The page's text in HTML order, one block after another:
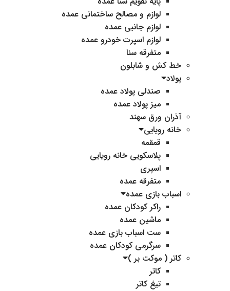
لوازم و مصالح ساختمانی عمده
لوازم جانبی عمده
لوازم اسپرت خودرو عمده
متفرقه سنا
خط کش و شابلون
پولاد
صندلی پولاد عمده
میز پولاد عمده
آذران ورق سهند
خانه رویایی
قمقمه
پلاسکویی خانه رویایی
اسپری
متفرقه عمده
اسباب بازی عمده
راکر کودکان عمده
ماشین عمده
ست اسباب بازی عمده
سرگرمی کودکان عمده
کاتر ( موکت بر )
کاتر
تیغ کاتر